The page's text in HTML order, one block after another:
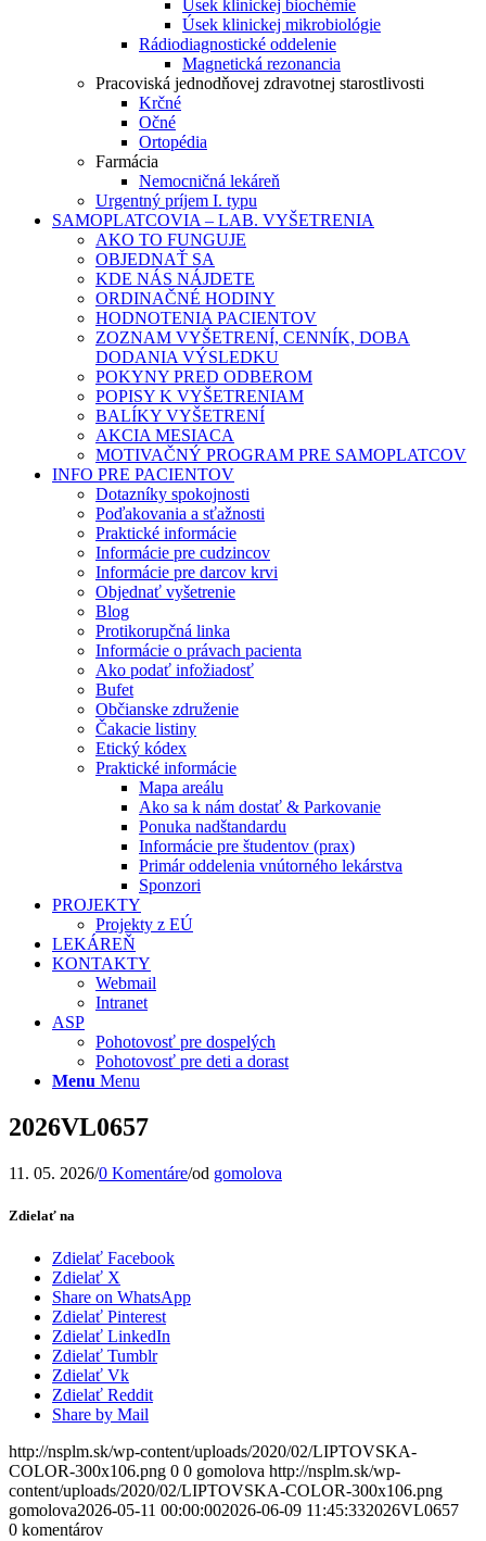
Úsek klinickej biochémie
Úsek klinickej mikrobiológie
Rádiodiagnostické oddelenie
Magnetická rezonancia
Pracoviská jednodňovej zdravotnej starostlivosti
Krčné
Očné
Ortopédia
Farmácia
Nemocničná lekáreň
Urgentný príjem I. typu
SAMOPLATCOVIA – LAB. VYŠETRENIA
AKO TO FUNGUJE
OBJEDNAŤ SA
KDE NÁS NÁJDETE
ORDINAČNÉ HODINY
HODNOTENIA PACIENTOV
ZOZNAM VYŠETRENÍ, CENNÍK, DOBA
DODANIA VÝSLEDKU
POKYNY PRED ODBEROM
POPISY K VYŠETRENIAM
BALÍKY VYŠETRENÍ
AKCIA MESIACA
MOTIVAČNÝ PROGRAM PRE SAMOPLATCOV
INFO PRE PACIENTOV
Dotazníky spokojnosti
Poďakovania a sťažnosti
Praktické informácie
Informácie pre cudzincov
Informácie pre darcov krvi
Objednať vyšetrenie
Blog
Protikorupčná linka
Informácie o právach pacienta
Ako podať infožiadosť
Bufet
Občianske združenie
Čakacie listiny
Etický kódex
Praktické informácie
Mapa areálu
Ako sa k nám dostať & Parkovanie
Ponuka nadštandardu
Informácie pre študentov (prax)
Primár oddelenia vnútorného lekárstva
Sponzori
PROJEKTY
Projekty z EÚ
LEKÁREŇ
KONTAKTY
Webmail
Intranet
ASP
Pohotovosť pre dospelých
Pohotovosť pre deti a dorast
Menu Menu
2026VL0657
11. 05. 2026/0 Komentáre/od gomolova
Zdielať na
Zdielať Facebook
Zdielať X
Share on WhatsApp
Zdielať Pinterest
Zdielať LinkedIn
Zdielať Tumblr
Zdielať Vk
Zdielať Reddit
Share by Mail
http://nsplm.sk/wp-content/uploads/2020/02/LIPTOVSKA-
COLOR-300x106.png 0 0 gomolova http://nsplm.sk/wp-
content/uploads/2020/02/LIPTOVSKA-COLOR-300x106.png
gomolova2026-05-11 00:00:002026-06-09 11:45:332026VL0657
0 komentárov